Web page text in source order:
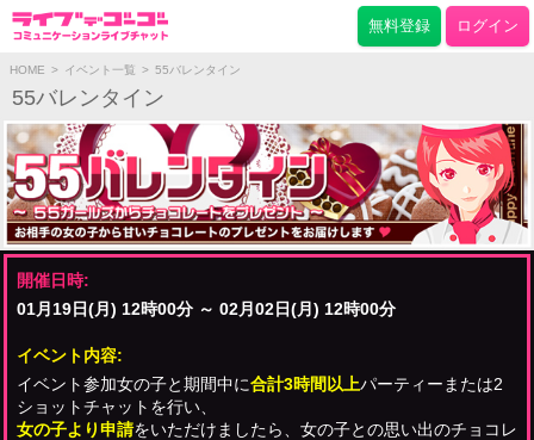
無料登録 ログイン
HOME > イベント一覧 > 55バレンタイン
55バレンタイン
開催日時:
01月19日(月) 12時00分 ～ 02月02日(月) 12時00分
イベント内容:
イベント参加女の子と期間中に合計3時間以上パーティーまたは2
ショットチャットを行い、
女の子より申請をいただけましたら、女の子との思い出のチョコレ